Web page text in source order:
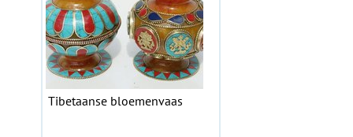
Tibetaanse bloemenvaas